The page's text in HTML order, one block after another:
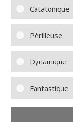
Catatonique
Périlleuse
Dynamique
Fantastique